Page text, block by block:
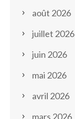
août 2026
juillet 2026
juin 2026
mai 2026
avril 2026
mars 2026